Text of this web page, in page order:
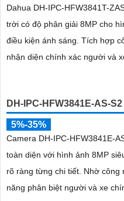
Dahua DH-IPC-HFW3841T-
trời có độ phân giải 8MP cho
điều kiện ánh sáng. Tích hợp công nghệ AI thông minh, camera
nhận diện chính xác người và
DH-IPC-HFW3841E-AS-
5%-35%
Camera DH-IPC-HFW3841E-
toàn diện với hình ảnh 8MP
rõ ràng từng chi tiết. Nhờ công nghệ AI thông minh camera có khả
năng phân biệt người và xe